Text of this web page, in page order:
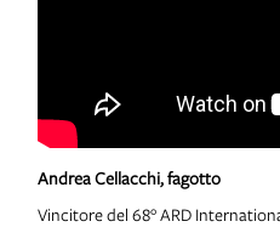
Andrea Cellacchi, fagotto
Vincitore del 68° ARD